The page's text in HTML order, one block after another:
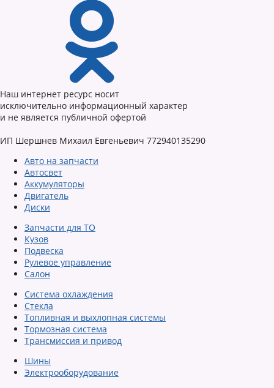
Наш интернет ресурс носит
исключительно информационный характер
и не является публичной офертой
ИП Шершнев Михаил Евгеньевич 772940135290
Авто на запчасти
Автосвет
Аккумуляторы
Двигатель
Диски
Запчасти для ТО
Кузов
Подвеска
Рулевое управление
Салон
Система охлаждения
Стекла
Топливная и выхлопная системы
Тормозная система
Трансмиссия и привод
Шины
Электрооборудование